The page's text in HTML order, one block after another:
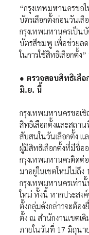
“กรุงเทพมหานครขอ
บัตรเลือกตั้งก่อนวันเลื
กรุงเทพมหานครเป็นบั
บัตรสีชมพู เพื่อช่วยล
ในการใช้สิทธิเลือกตั้ง
● ตรวจสอบสิทธิเลื
มิ.ย. นี้
กรุงเทพมหานครขอเ
สิทธิเลือกตั้งและสถา
สับสนในวันเลือกตั้ง แ
ผู้มีสิทธิเลือกตั้งที่มีชื่อ
กรุงเทพมหานครติดต่
มาอยู่ในเขตใหม่ไม่ถึง
กรุงเทพมหานครเท่านั้
ใหม่ ทั้งนี้ หากประสงค์
ตั้งกลุ่มดังกล่าวจะต้อ
ตั้ง ณ สำนักงานเขตเ
ภายในวันที่ 17 มิถุน